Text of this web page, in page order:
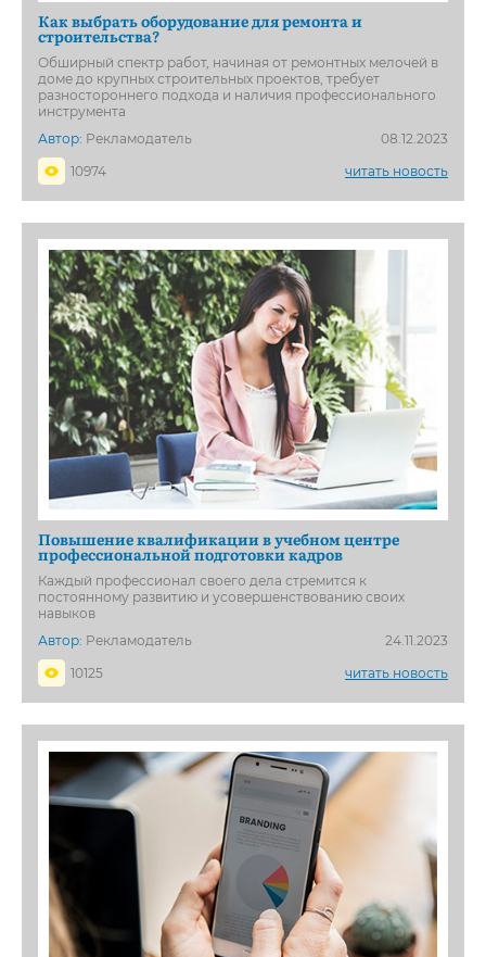
Как выбрать оборудование для ремонта и
строительства?
Обширный спектр работ, начиная от ремонтных мелочей в
доме до крупных строительных проектов, требует
разностороннего подхода и наличия профессионального
инструмента
Автор: Рекламодатель
08.12.2023
10974
читать новость
Повышение квалификации в учебном центре
профессиональной подготовки кадров
Каждый профессионал своего дела стремится к
постоянному развитию и усовершенствованию своих
навыков
Автор: Рекламодатель
24.11.2023
10125
читать новость